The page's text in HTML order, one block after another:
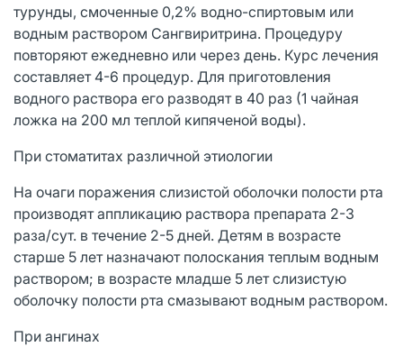
турунды, смоченные 0,2% водно-спиртовым или
водным раствором Сангвиритрина. Процедуру
повторяют ежедневно или через день. Курс лечения
составляет 4-6 процедур. Для приготовления
водного раствора его разводят в 40 раз (1 чайная
ложка на 200 мл теплой кипяченой воды).
При стоматитах различной этиологии
На очаги поражения слизистой оболочки полости рта
производят аппликацию раствора препарата 2-3
раза/сут. в течение 2-5 дней. Детям в возрасте
старше 5 лет назначают полоскания теплым водным
раствором; в возрасте младше 5 лет слизистую
оболочку полости рта смазывают водным раствором.
При ангинах